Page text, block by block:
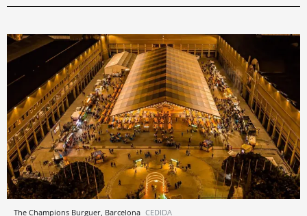
The Champions Burguer, Barcelona CEDIDA